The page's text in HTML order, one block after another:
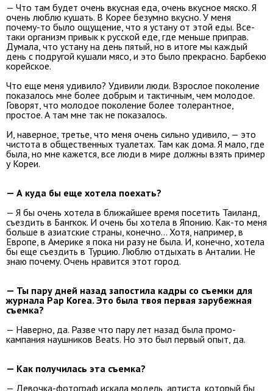
— Что там будет очень вкусная еда, очень вкусное мяско. Я
очень люблю кушать. В Корее безумно вкусно. У меня
почему-то было ощущение, что я устану от этой еды. Все-
таки организм привык к русской еде, где меньше приправ.
Думала, что устану на день пятый, но в итоге мы каждый
день с подругой кушали мясо, и это было прекрасно. Барбекю
корейское.
Что еще меня удивило? Удивили люди. Взрослое поколение
показалось мне более добрым и тактичным, чем молодое.
Говорят, что молодое поколение более толерантное,
простое. А там мне так не показалось.
И, наверное, третье, что меня очень сильно удивило, — это
чистота в общественных туалетах. Там как дома. Я мало, где
была, но мне кажется, все люди в мире должны взять пример
у Кореи.
— А куда бы еще хотела поехать?
— Я бы очень хотела в ближайшее время посетить Таиланд,
съездить в Бангкок. И очень бы хотела в Японию. Как-то меня
больше в азиатские страны, конечно... Хотя, например, в
Европе, в Америке я пока ни разу не была. И, конечно, хотела
бы еще съездить в Турцию. Люблю отдыхать в Анталии. Не
знаю почему. Очень нравится этот город.
— Ты пару дней назад запостила кадры со съемки для
журнала Pap Korea. Это была твоя первая зарубежная
съемка?
— Наверно, да. Разве что пару лет назад была промо-
кампания наушников Beats. Но это был первый опыт, да.
— Как получилась эта съемка?
— Девочка-фотограф искала модель, артиста, который бы